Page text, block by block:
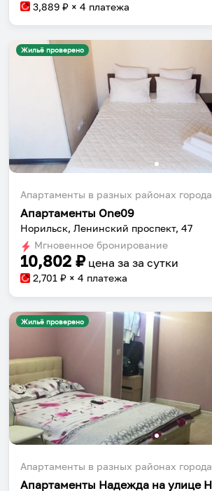
3,889 ₽ × 4 платежа
Жильё проверено
Апартаменты в разных районах города
Апартаменты One09
Норильск, Ленинский проспект, 47
Мгновенное бронирование
10,802 ₽ цена за за сутки
2,701 ₽ × 4 платежа
Жильё проверено
Апартаменты в разных районах города